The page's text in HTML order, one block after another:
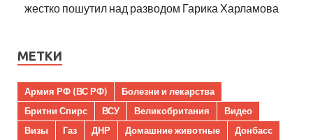
жестко пошутил над разводом Гарика Харламова
МЕТКИ
Армия РФ (ВС РФ)
Болезни и лекарства
Бритни Спирс
ВСУ Великобритания
Видео
Визы
Газ ДНР Домашние животные
Донбасс